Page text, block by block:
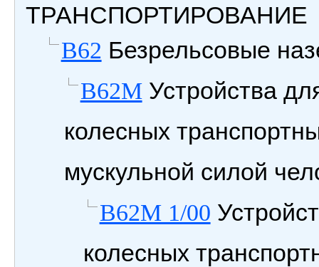
ТРАНСПОРТИРОВАНИЕ
B62 Безрельсовые
B62MУстройства
колесных
мускульной силой
B62M 1/00
колесных